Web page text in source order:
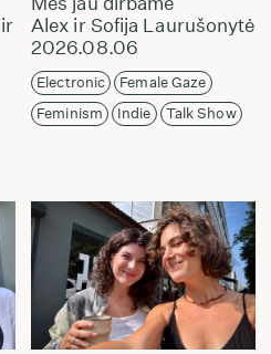
Alex ir Sofija Laurušonytė
2026.08.06
Electronic
Female Gaze
Feminism
Indie Talk Show